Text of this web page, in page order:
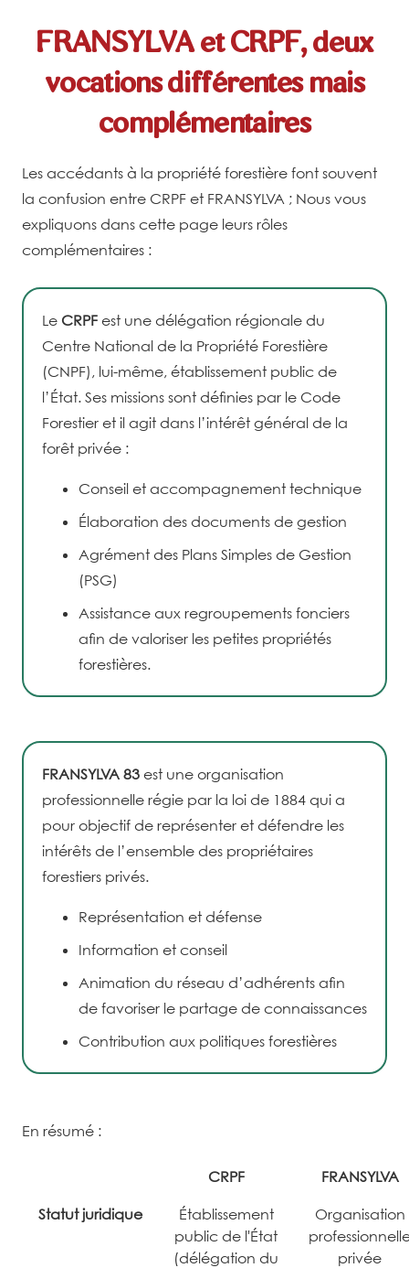
FRANSYLVA et CRPF, deux
vocations différentes mais
complémentaires
Les accédants à la propriété forestière font souvent
la confusion entre CRPF et FRANSYLVA ; Nous vous
expliquons dans cette page leurs rôles
complémentaires :
Le CRPF est une délégation régionale du
Centre National de la Propriété Forestière
(CNPF), lui-même, établissement public de
l’État. Ses missions sont définies par le Code
Forestier et il agit dans l’intérêt général de la
forêt privée :
Conseil et accompagnement technique
Élaboration des documents de gestion
Agrément des Plans Simples de Gestion
(PSG)
Assistance aux regroupements fonciers
afin de valoriser les petites propriétés
forestières.
FRANSYLVA 83 est une organisation
professionnelle régie par la loi de 1884 qui a
pour objectif de représenter et défendre les
intérêts de l’ensemble des propriétaires
forestiers privés.
Représentation et défense
Information et conseil
Animation du réseau d’adhérents afin
de favoriser le partage de connaissances
Contribution aux politiques forestières
En résumé :
CRPF FRANSYLVA
Statut juridique
Établissement
public de l'État
(délégation du
Organisation
privée